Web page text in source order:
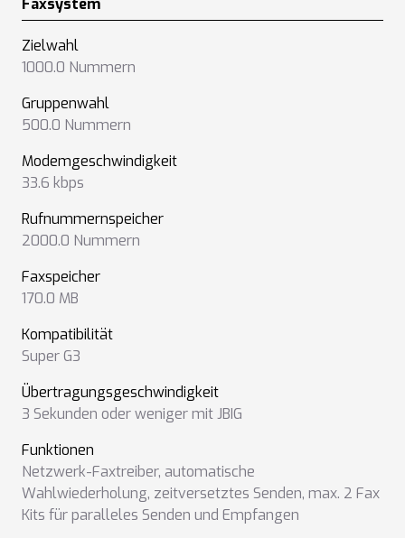
Faxsystem
Zielwahl
1000.0 Nummern
Gruppenwahl
500.0 Nummern
Modemgeschwindigkeit
33.6 kbps
Rufnummernspeicher
2000.0 Nummern
Faxspeicher
170.0 MB
Kompatibilität
Super G3
Übertragungsgeschwindigkeit
3 Sekunden oder weniger mit JBIG
Funktionen
Netzwerk-Faxtreiber, automatische
Wahlwiederholung, zeitversetztes Senden, max. 2 Fax
Kits für paralleles Senden und Empfangen